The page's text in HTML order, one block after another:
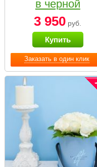
Заказать в один клик
в черной
коробке Small
3 950 руб.
Купить